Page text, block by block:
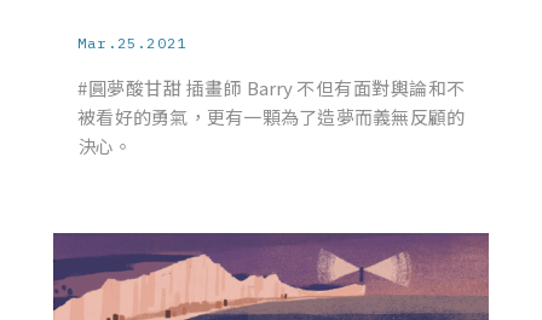
Mar.25.2021
#圓夢酸甘甜 插畫師 Barry 不但有面對輿論和不
被看好的勇氣，更有一顆為了造夢而義無反顧的
決心。